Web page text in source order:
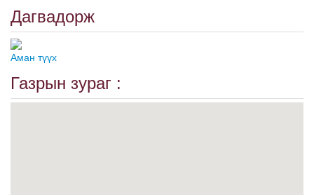
Дагвадорж
Аман түүх
Газрын зураг :